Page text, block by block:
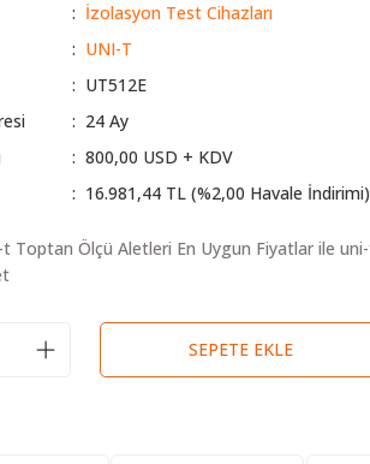
İzolasyon Test Cihazları
UNI-T
UT512E
24 Ay
800,00 USD + KDV
16.981,44 TL (%2,00 Havale İndirimi)
SEPETE EKLE